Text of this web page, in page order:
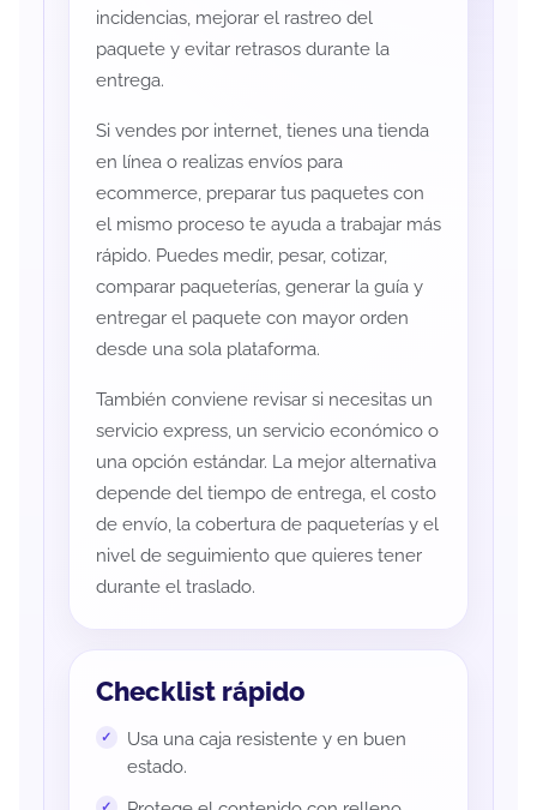
incidencias, mejorar el rastreo del
paquete y evitar retrasos durante la
entrega.
Si vendes por internet, tienes una tienda
en línea o realizas envíos para
ecommerce, preparar tus paquetes con
el mismo proceso te ayuda a trabajar más
rápido. Puedes medir, pesar, cotizar,
comparar paqueterías, generar la guía y
entregar el paquete con mayor orden
desde una sola plataforma.
También conviene revisar si necesitas un
servicio express, un servicio económico o
una opción estándar. La mejor alternativa
depende del tiempo de entrega, el costo
de envío, la cobertura de paqueterías y el
nivel de seguimiento que quieres tener
durante el traslado.
Checklist rápido
Usa una caja resistente y en buen
estado.